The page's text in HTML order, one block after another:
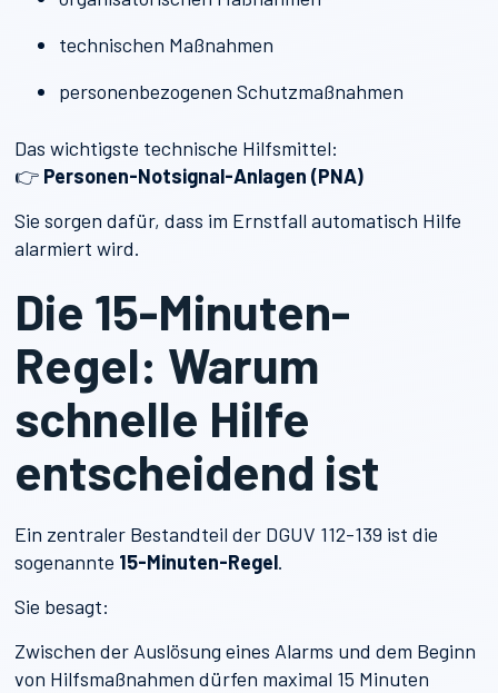
technischen Maßnahmen
personenbezogenen Schutzmaßnahmen
Das wichtigste technische Hilfsmittel:
👉 Personen-Notsignal-Anlagen (PNA)
Sie sorgen dafür, dass im Ernstfall automatisch Hilfe
alarmiert wird.
Die 15-Minuten-
Regel: Warum
schnelle Hilfe
entscheidend ist
Ein zentraler Bestandteil der DGUV 112-139 ist die
sogenannte 15-Minuten-Regel.
Sie besagt:
Zwischen der Auslösung eines Alarms und dem Beginn
von Hilfsmaßnahmen dürfen maximal 15 Minuten